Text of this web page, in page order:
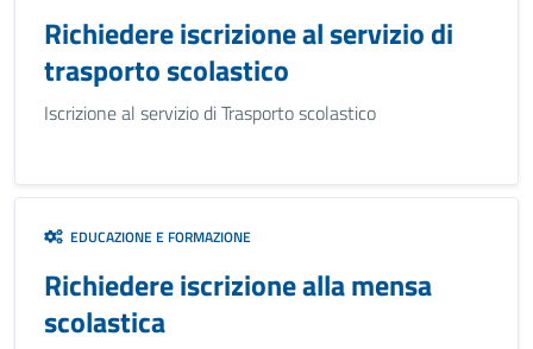
Richiedere iscrizione al servizio di
trasporto scolastico
Iscrizione al servizio di Trasporto scolastico
EDUCAZIONE E FORMAZIONE
Richiedere iscrizione alla mensa
scolastica